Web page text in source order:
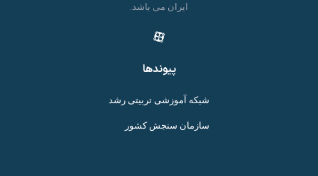
ایران می باشد.
پیوندها
شبکه آموزشی تربیتی رشد
سازمان سنجش کشور